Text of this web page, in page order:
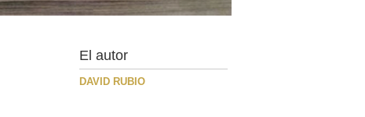
El autor
DAVID RUBIO